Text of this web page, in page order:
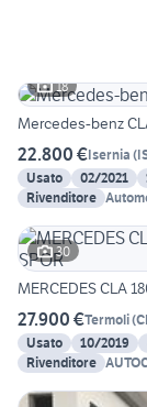
18
Mercedes-benz
22.800 €Isernia (
Usato
02/2021
Rivenditore
30
MERCEDES CLA
27.900 €Termoli(
Usato
10/2019
Rivenditore